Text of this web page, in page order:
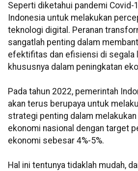
Seperti diketahui pandemi Covid-
Indonesia untuk melakukan
teknologi digital. Peranan
sangatlah penting dalam
efektifitas dan efisiensi di segala
khususnya dalam peningkatan
Pada tahun 2022, pemerintah
akan terus berupaya untuk
strategi penting dalam
ekonomi nasional dengan target
ekonomi sebesar 4%-5%.
Hal ini tentunya tidaklah mudah,